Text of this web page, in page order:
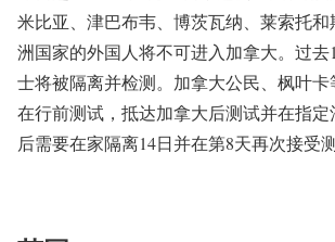
米比亚、津巴布韦、博茨瓦纳、莱索托
洲国家的外国人将不可进入加拿大。过去
士将被隔离并检测。加拿大公民、枫叶
在行前测试，抵达加拿大后测试并在指定
后需要在家隔离14日并在第8天再次接受